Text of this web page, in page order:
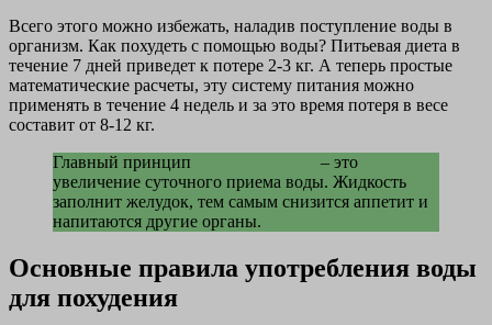
Всего этого можно избежать, наладив поступление воды в
организм. Как похудеть с помощью воды? Питьевая диета в
течение 7 дней приведет к потере 2-3 кг. А теперь простые
математические расчеты, эту систему питания можно
применять в течение 4 недель и за это время потеря в весе
составит от 8-12 кг.
Главный принцип
– это
увеличение суточного приема воды. Жидкость
заполнит желудок, тем самым снизится аппетит и
напитаются другие органы.
Основные правила употребления воды
для похудения